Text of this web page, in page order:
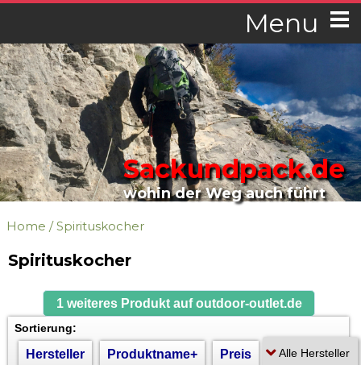
Menu
Sackundpack.de
wohin der Weg auch führt
Home /Spirituskocher
Spirituskocher
1 weiteres Produkt auf outdoor-outlet.de
Sortierung:
Hersteller Produktname+ Preis